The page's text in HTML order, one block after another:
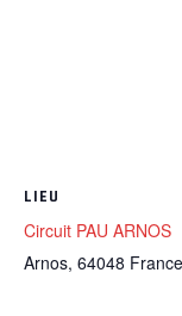
LIEU
Circuit PAU ARNOS
Arnos, 64048 France